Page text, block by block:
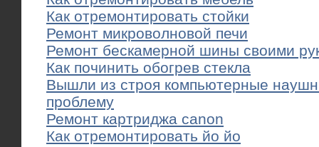
Как отремонтировать стойки
Ремонт микроволновой печи
Ремонт бескамерной шины своими
Как починить обогрев стекла
Вышли из строя компьютерные
проблему
Ремонт картриджа canon
Как отремонтировать йо йо